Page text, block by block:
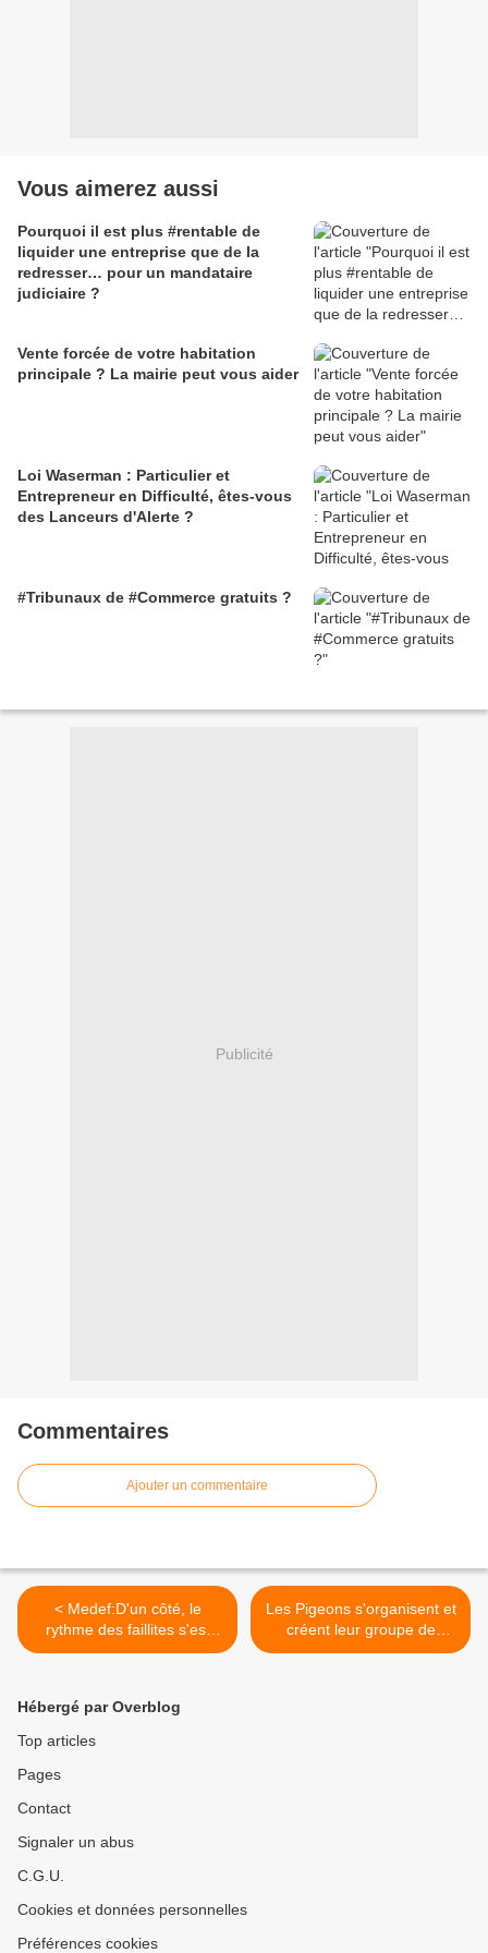
Vous aimerez aussi
Pourquoi il est plus #rentable de
liquider une entreprise que de la
redresser… pour un mandataire
judiciaire ?
Vente forcée de votre habitation
principale ? La mairie peut vous aider
Loi Waserman : Particulier et
Entrepreneur en Difficulté, êtes-vous
des Lanceurs d'Alerte ?
#Tribunaux de #Commerce gratuits ?
Publicité
Commentaires
Ajouter un commentaire
< Medef:D'un côté, le
rythme des faillites s'est
accéléré durant l'été et
autres que pessimistes
jusqu'à la fin de l'année
Les Pigeons s'organisent et
créent leur groupe de
travail.......... >
Hébergé par Overblog
Top articles
Pages
Contact
Signaler un abus
C.G.U.
Cookies et données personnelles
Préférences cookies